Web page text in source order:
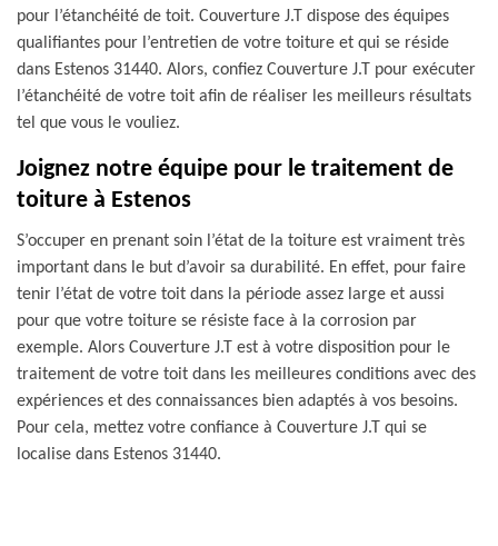
pour l’étanchéité de toit. Couverture J.T dispose des équipes
qualifiantes pour l’entretien de votre toiture et qui se réside
dans Estenos 31440. Alors, confiez Couverture J.T pour exécuter
l’étanchéité de votre toit afin de réaliser les meilleurs résultats
tel que vous le vouliez.
Joignez notre équipe pour le traitement de
toiture à Estenos
S’occuper en prenant soin l’état de la toiture est vraiment très
important dans le but d’avoir sa durabilité. En effet, pour faire
tenir l’état de votre toit dans la période assez large et aussi
pour que votre toiture se résiste face à la corrosion par
exemple. Alors Couverture J.T est à votre disposition pour le
traitement de votre toit dans les meilleures conditions avec des
expériences et des connaissances bien adaptés à vos besoins.
Pour cela, mettez votre confiance à Couverture J.T qui se
localise dans Estenos 31440.